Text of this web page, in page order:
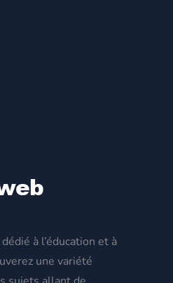
à l’éducation et à
une variété